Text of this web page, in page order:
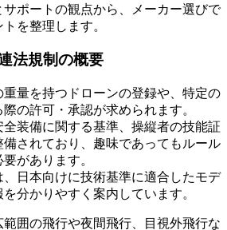
ポートの観点から、メーカー選びで
を整理します。
法規制の概要
重量を持つドローンの登録や、特定の
の許可・承認が求められます。
全装備に関する基準、操縦者の技能証
されており、趣味であってもルール
があります。
日本向けに技術基準に適合したモデ
分かりやすく案内しています。
囲の飛行や夜間飛行、目視外飛行な